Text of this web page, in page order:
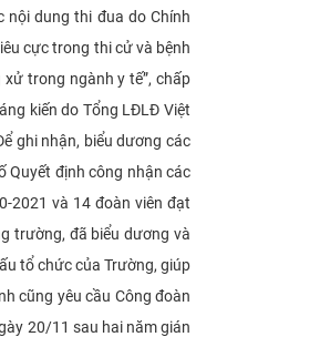
nội dung thi đua do Chính
cực trong thi cử và bệnh
trong ngành y tế”, chấp
kiến do Tổng LĐLĐ Việt
ghi nhận, biểu dương các
Quyết định công nhận các
2021 và 14 đoàn viên đạt
trường, đã biểu dương và
tổ chức của Trường, giúp
cũng yêu cầu Công đoàn
20/11 sau hai năm gián